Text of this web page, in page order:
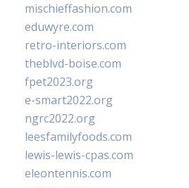
mischieffashion.com
eduwyre.com
retro-interiors.com
theblvd-boise.com
fpet2023.org
e-smart2022.org
ngrc2022.org
leesfamilyfoods.com
lewis-lewis-cpas.com
eleontennis.com